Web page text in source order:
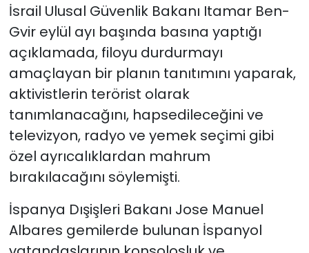
İsrail Ulusal Güvenlik Bakanı Itamar Ben-
Gvir eylül ayı başında basına yaptığı
açıklamada, filoyu durdurmayı
amaçlayan bir planın tanıtımını yaparak,
aktivistlerin terörist olarak
tanımlanacağını, hapsedileceğini ve
televizyon, radyo ve yemek seçimi gibi
özel ayrıcalıklardan mahrum
bırakılacağını söylemişti.
İspanya Dışişleri Bakanı Jose Manuel
Albares gemilerde bulunan İspanyol